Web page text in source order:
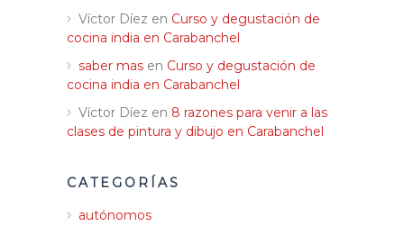
Víctor Díez en Curso y degustación de
cocina india en Carabanchel
saber mas en Curso y degustación de
cocina india en Carabanchel
Víctor Díez en 8 razones para venir a las
clases de pintura y dibujo en Carabanchel
CATEGORÍAS
autónomos